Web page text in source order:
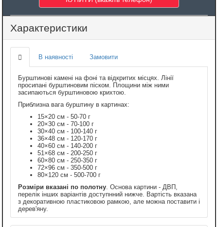
Характеристики
В наявності Замовити
Бурштинові камені на фоні та відкритих місцях. Лінії
просипані бурштиновим піском. Площини між ними
засипаються бурштиновою крихтою.
Приблизна вага бурштину в картинах:
15×20 см - 50-70 г
20×30 см - 70-100 г
30×40 см - 100-140 г
36×48 см - 120-170 г
40×60 см - 140-200 г
51×68 см - 200-250 г
60×80 см - 250-350 г
72×96 см - 350-500 г
80×120 см - 500-700 г
Розміри вказані по полотну . Основа картини - ДВП,
перелік інших варіантів доступнний нижче. Вартість вказана
з декоративною пластиковою рамкою, але можна поставити і
дерев'яну.